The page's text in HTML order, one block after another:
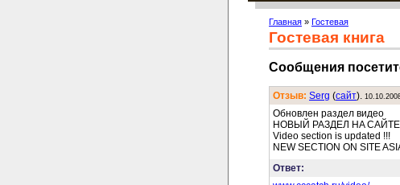
Главная » Гостевая
Гостевая книга
Сообщения
Отзыв: Serg (cайт).
Обновлен раздел видео
НОВЫЙ РАЗДЕЛ НA САЙТЕ:
Video section is updated !!!
NEW SECTION ON SITE
Ответ: